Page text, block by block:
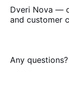
Dveri Nova —
and customer
Any questions?